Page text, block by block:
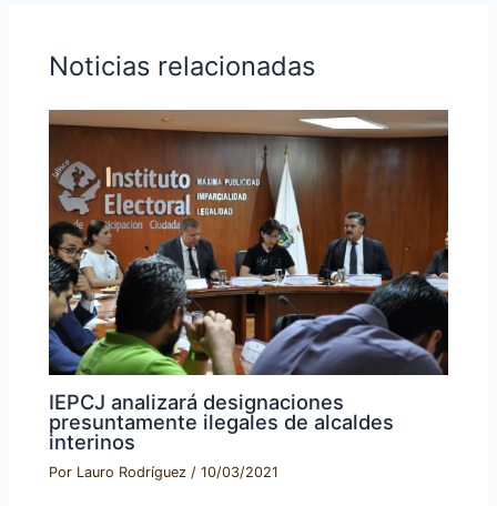
Noticias relacionadas
IEPCJ analizará designaciones
presuntamente ilegales de alcaldes
interinos
Por Lauro Rodríguez /10/03/2021